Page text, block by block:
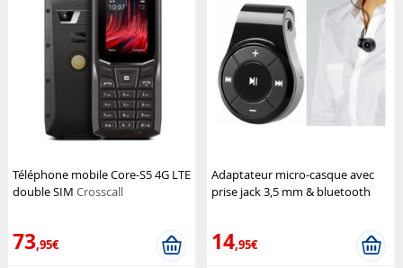
Téléphone mobile Core-S5 4G LTE
double SIM Crosscall
73,95€
Adaptateur micro-casque avec
prise jack 3,5 mm & bluetooth
14,95€